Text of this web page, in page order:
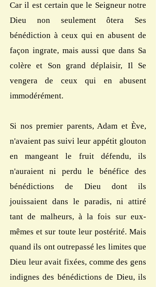
Car il est certain que le Seigneur notre
Dieu non seulement ôtera Ses
bénédiction à ceux qui en abusent de
façon ingrate, mais aussi que dans Sa
colère et Son grand déplaisir, Il Se
vengera de ceux qui en abusent
immodérément.
Si nos premier parents, Adam et Ève,
n'avaient pas suivi leur appétit glouton
en mangeant le fruit défendu, ils
n'auraient ni perdu le bénéfice des
bénédictions de Dieu dont ils
jouissaient dans le paradis, ni attiré
tant de malheurs, à la fois sur eux-
mêmes et sur toute leur postérité. Mais
quand ils ont outrepassé les limites que
Dieu leur avait fixées, comme des gens
indignes des bénédictions de Dieu, ils